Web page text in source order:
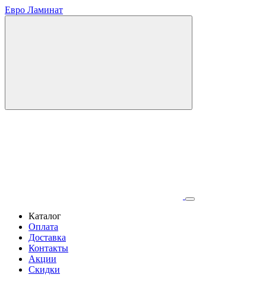
Евро Ламинат
Каталог
Оплата
Доставка
Контакты
Акции
Скидки